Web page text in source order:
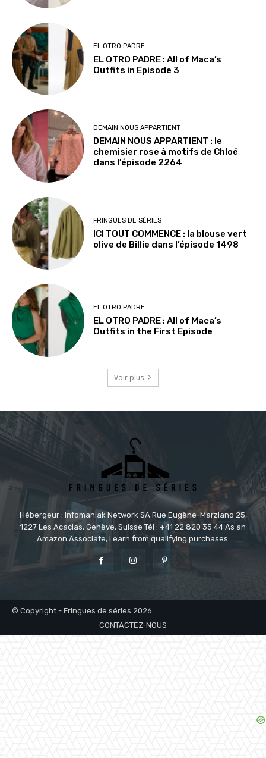
EL OTRO PADRE
EL OTRO PADRE : All of Maca’s
Outfits in Episode 3
DEMAIN NOUS APPARTIENT
DEMAIN NOUS APPARTIENT : le
chemisier rose à motifs de Chloé
dans l’épisode 2264
FRINGUES DE SÉRIES
ICI TOUT COMMENCE : la blouse vert
olive de Billie dans l’épisode 1498
EL OTRO PADRE
EL OTRO PADRE : All of Maca’s
Outfits in the First Episode
Voir plus
Hébergeur : Infomaniak Network SA Rue Eugène-Marziano 25,
1227 Les Acacias, Genève, Suisse Tél : +41 22 820 35 44 As an
Amazon Associate, I earn from qualifying purchases.
© Copyright - Fringues de séries 2026
CONTACTEZ-NOUS